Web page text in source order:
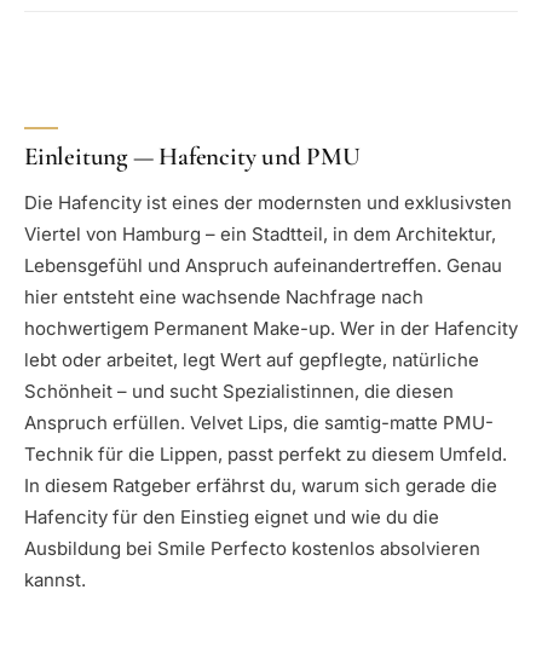
Einleitung — Hafencity und PMU
Die Hafencity ist eines der modernsten und exklusivsten
Viertel von Hamburg – ein Stadtteil, in dem Architektur,
Lebensgefühl und Anspruch aufeinandertreffen. Genau
hier entsteht eine wachsende Nachfrage nach
hochwertigem Permanent Make-up. Wer in der Hafencity
lebt oder arbeitet, legt Wert auf gepflegte, natürliche
Schönheit – und sucht Spezialistinnen, die diesen
Anspruch erfüllen. Velvet Lips, die samtig-matte PMU-
Technik für die Lippen, passt perfekt zu diesem Umfeld.
In diesem Ratgeber erfährst du, warum sich gerade die
Hafencity für den Einstieg eignet und wie du die
Ausbildung bei Smile Perfecto kostenlos absolvieren
kannst.